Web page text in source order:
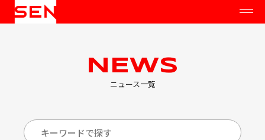
NEWS
ニュース一覧